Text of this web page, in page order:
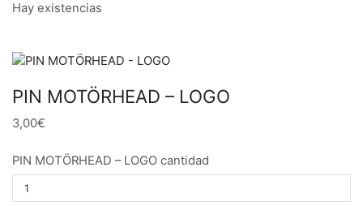
Hay existencias
PIN MOTÖRHEAD – LOGO
3,00€
PIN MOTÖRHEAD – LOGO cantidad